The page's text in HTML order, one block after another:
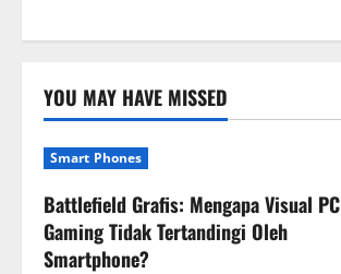
Vs
Smartphone:
Dampaknya
Kesehatan
Fisik
YOU MAY HAVE MISSED
Smart Phones
Battlefield Grafis: Mengapa Visual PC
Gaming Tidak Tertandingi Oleh
Smartphone?